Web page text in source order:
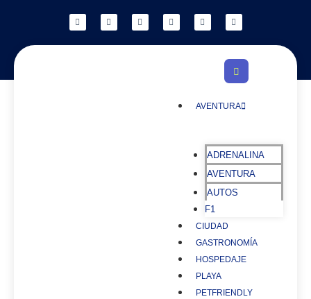
AVENTURA
ADRENALINA
AVENTURA
AUTOS
F1
CIUDAD
GASTRONOMÍA
HOSPEDAJE
PLAYA
PETFRIENDLY